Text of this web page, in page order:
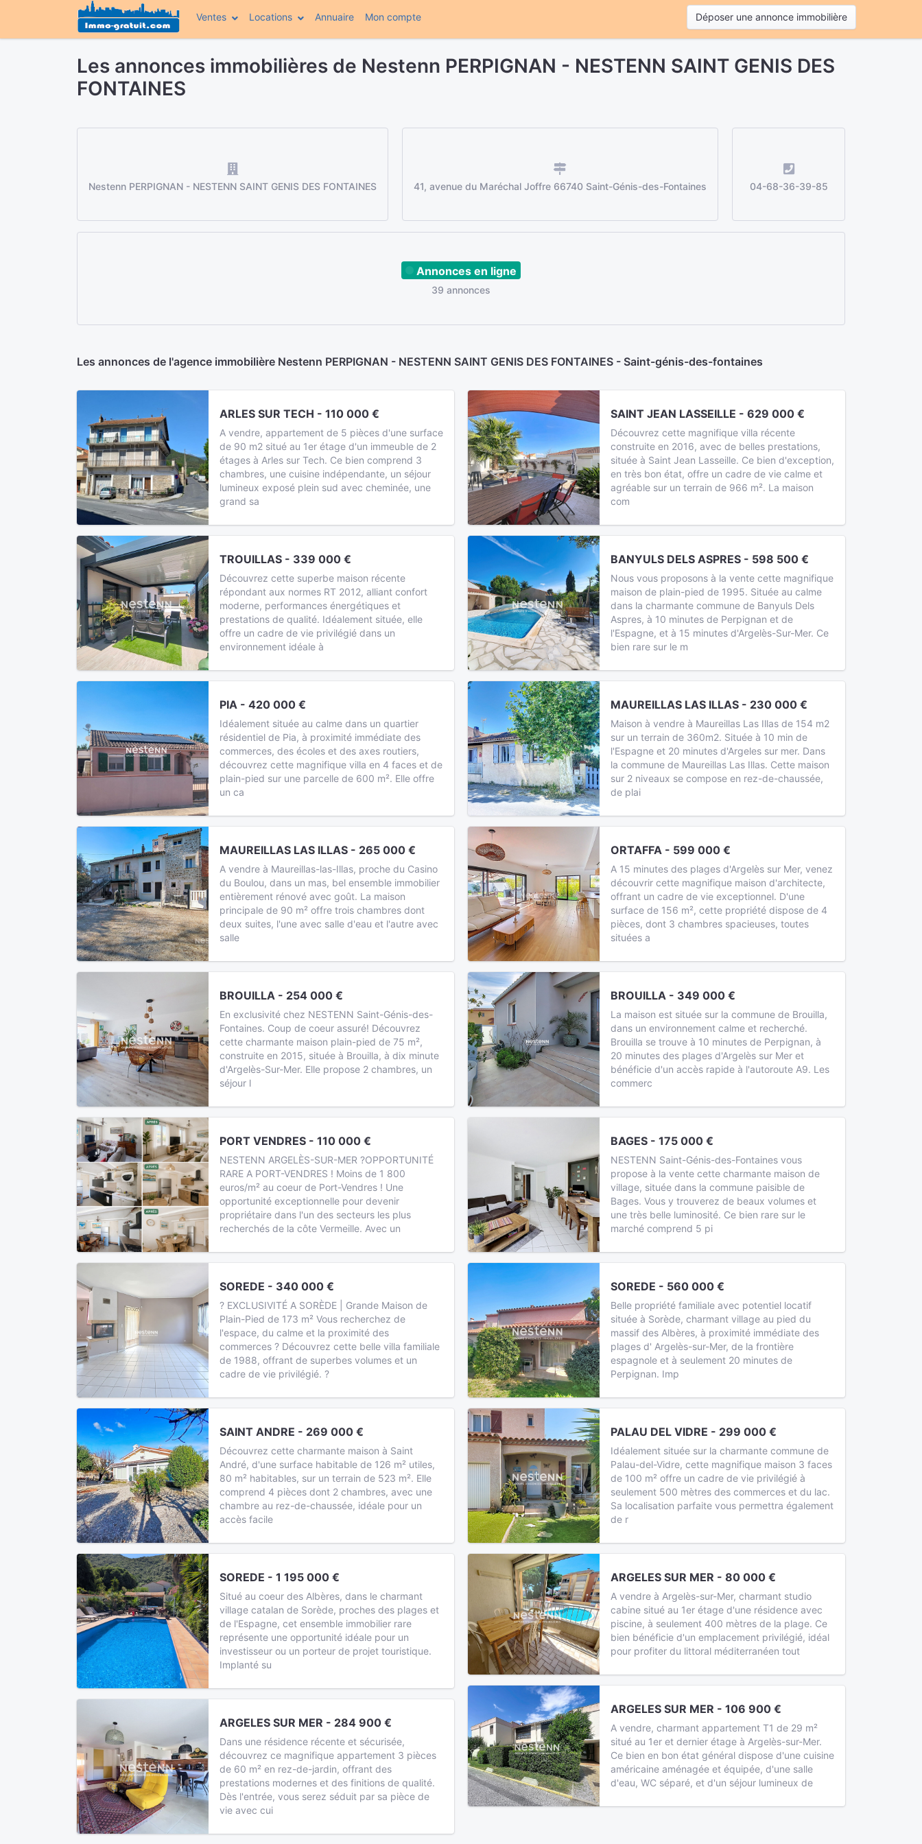
Ventes Locations Annuaire Mon compte(current) Déposer une annonce immobilière
Les annonces immobilières de Nestenn PERPIGNAN - NESTENN SAINT GENIS DES
FONTAINES
Nestenn PERPIGNAN - NESTENN SAINT GENIS DES FONTAINES 41, avenue du Maréchal Joffre 66740 Saint-Génis-des-Fontaines 04-68-36-39-85
Annonces en ligne
39 annonces
Les annonces de l'agence immobilière Nestenn PERPIGNAN - NESTENN SAINT GENIS DES FONTAINES - Saint-génis-des-fontaines
ARLES SUR TECH - 110 000 €
A vendre, appartement de 5 pièces d'une surface
de 90 m2 situé au 1er étage d'un immeuble de 2
étages à Arles sur Tech. Ce bien comprend 3
chambres, une cuisine indépendante, un séjour
lumineux exposé plein sud avec cheminée, une
grand sa
TROUILLAS - 339 000 €
Découvrez cette superbe maison récente
répondant aux normes RT 2012, alliant confort
moderne, performances énergétiques et
prestations de qualité. Idéalement située, elle
offre un cadre de vie privilégié dans un
environnement idéale à
PIA - 420 000 €
Idéalement située au calme dans un quartier
résidentiel de Pia, à proximité immédiate des
commerces, des écoles et des axes routiers,
découvrez cette magnifique villa en 4 faces et de
plain-pied sur une parcelle de 600 m². Elle offre
un ca
MAUREILLAS LAS ILLAS - 265 000 €
A vendre à Maureillas-las-Illas, proche du Casino
du Boulou, dans un mas, bel ensemble immobilier
entièrement rénové avec goût. La maison
principale de 90 m² offre trois chambres dont
deux suites, l'une avec salle d'eau et l'autre avec
salle
BROUILLA - 254 000 €
En exclusivité chez NESTENN Saint-Génis-des-
Fontaines. Coup de coeur assuré! Découvrez
cette charmante maison plain-pied de 75 m²,
construite en 2015, située à Brouilla, à dix minute
d'Argelès-Sur-Mer. Elle propose 2 chambres, un
séjour l
PORT VENDRES - 110 000 €
NESTENN ARGELÈS-SUR-MER ?OPPORTUNITÉ
RARE A PORT-VENDRES ! Moins de 1 800
euros/m² au coeur de Port-Vendres ! Une
opportunité exceptionnelle pour devenir
propriétaire dans l'un des secteurs les plus
recherchés de la côte Vermeille. Avec un
SOREDE - 340 000 €
? EXCLUSIVITÉ A SORÈDE | Grande Maison de
Plain-Pied de 173 m² Vous recherchez de
l'espace, du calme et la proximité des
commerces ? Découvrez cette belle villa familiale
de 1988, offrant de superbes volumes et un
cadre de vie privilégié. ?
SAINT ANDRE - 269 000 €
Découvrez cette charmante maison à Saint
André, d'une surface habitable de 126 m² utiles,
80 m² habitables, sur un terrain de 523 m². Elle
comprend 4 pièces dont 2 chambres, avec une
chambre au rez-de-chaussée, idéale pour un
accès facile
SOREDE - 1 195 000 €
Situé au coeur des Albères, dans le charmant
village catalan de Sorède, proches des plages et
de l'Espagne, cet ensemble immobilier rare
représente une opportunité idéale pour un
investisseur ou un porteur de projet touristique.
Implanté su
ARGELES SUR MER - 284 900 €
Dans une résidence récente et sécurisée,
découvrez ce magnifique appartement 3 pièces
de 60 m² en rez-de-jardin, offrant des
prestations modernes et des finitions de qualité.
Dès l'entrée, vous serez séduit par sa pièce de
vie avec cui
SAINT JEAN LASSEILLE - 629 000 €
Découvrez cette magnifique villa récente
construite en 2016, avec de belles prestations,
située à Saint Jean Lasseille. Ce bien d'exception,
en très bon état, offre un cadre de vie calme et
agréable sur un terrain de 966 m². La maison
com
BANYULS DELS ASPRES - 598 500 €
Nous vous proposons à la vente cette magnifique
maison de plain-pied de 1995. Située au calme
dans la charmante commune de Banyuls Dels
Aspres, à 10 minutes de Perpignan et de
l'Espagne, et à 15 minutes d'Argelès-Sur-Mer. Ce
bien rare sur le m
MAUREILLAS LAS ILLAS - 230 000 €
Maison à vendre à Maureillas Las Illas de 154 m2
sur un terrain de 360m2. Située à 10 min de
l'Espagne et 20 minutes d'Argeles sur mer. Dans
la commune de Maureillas Las Illas. Cette maison
sur 2 niveaux se compose en rez-de-chaussée,
de plai
ORTAFFA - 599 000 €
A 15 minutes des plages d'Argelès sur Mer, venez
découvrir cette magnifique maison d'architecte,
offrant un cadre de vie exceptionnel. D'une
surface de 156 m², cette propriété dispose de 4
pièces, dont 3 chambres spacieuses, toutes
situées a
BROUILLA - 349 000 €
La maison est située sur la commune de Brouilla,
dans un environnement calme et recherché.
Brouilla se trouve à 10 minutes de Perpignan, à
20 minutes des plages d'Argelès sur Mer et
bénéficie d'un accès rapide à l'autoroute A9. Les
commerc
BAGES - 175 000 €
NESTENN Saint-Génis-des-Fontaines vous
propose à la vente cette charmante maison de
village, située dans la commune paisible de
Bages. Vous y trouverez de beaux volumes et
une très belle luminosité. Ce bien rare sur le
marché comprend 5 pi
SOREDE - 560 000 €
Belle propriété familiale avec potentiel locatif
située à Sorède, charmant village au pied du
massif des Albères, à proximité immédiate des
plages d' Argelès-sur-Mer, de la frontière
espagnole et à seulement 20 minutes de
Perpignan. Imp
PALAU DEL VIDRE - 299 000 €
Idéalement située sur la charmante commune de
Palau-del-Vidre, cette magnifique maison 3 faces
de 100 m² offre un cadre de vie privilégié à
seulement 500 mètres des commerces et du lac.
Sa localisation parfaite vous permettra également
de r
ARGELES SUR MER - 80 000 €
A vendre à Argelès-sur-Mer, charmant studio
cabine situé au 1er étage d'une résidence avec
piscine, à seulement 400 mètres de la plage. Ce
bien bénéficie d'un emplacement privilégié, idéal
pour profiter du littoral méditerranéen tout
ARGELES SUR MER - 106 900 €
A vendre, charmant appartement T1 de 29 m²
situé au 1er et dernier étage à Argelès-sur-Mer.
Ce bien en bon état général dispose d'une cuisine
américaine aménagée et équipée, d'une salle
d'eau, WC séparé, et d'un séjour lumineux de